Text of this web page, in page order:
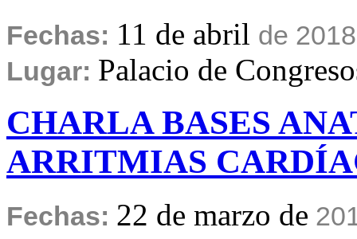
Fechas: 11 de abril de 2018
Lugar: Palacio de
CHARLA BASES
ARRITMIAS
Fechas: 22 de marzo de